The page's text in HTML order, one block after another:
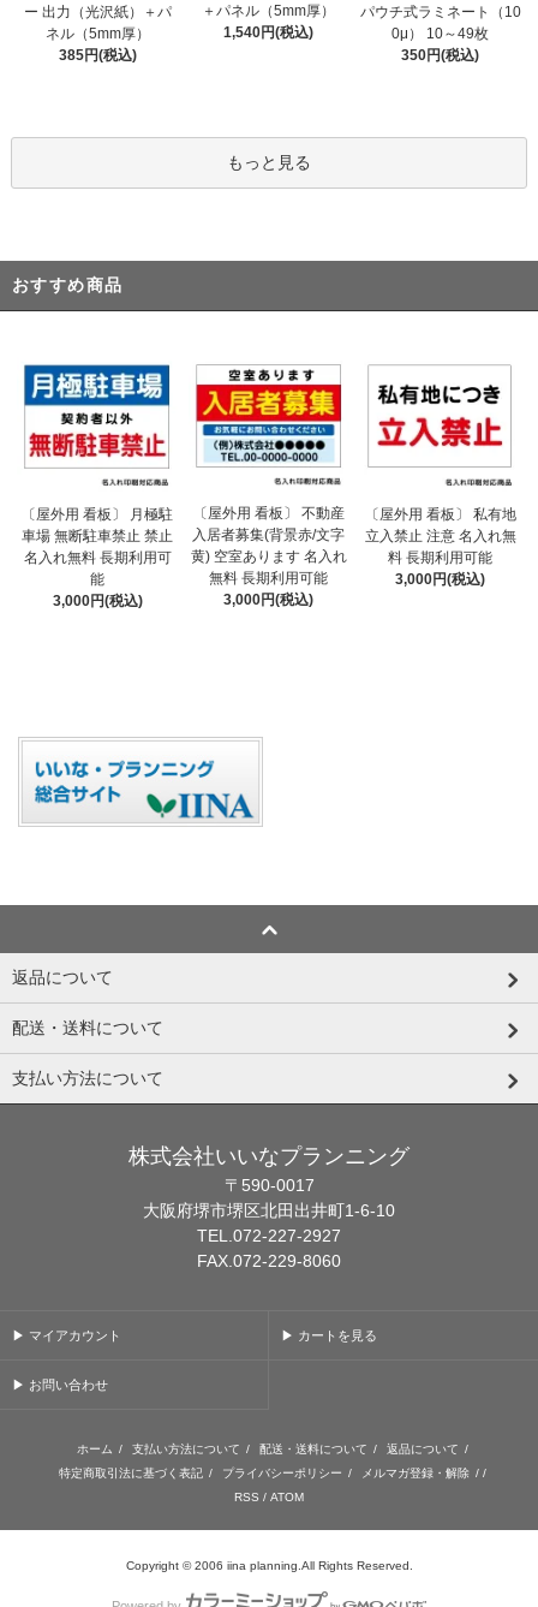
ー 出力（光沢紙）＋パ
ネル（5mm厚）
385円(税込)
＋パネル（5mm厚）
1,540円(税込)
パウチ式ラミネート（10
0μ） 10～49枚
350円(税込)
もっと見る
おすすめ商品
〔屋外用 看板〕 月極駐
車場 無断駐車禁止 禁止
名入れ無料 長期利用可
能
3,000円(税込)
〔屋外用 看板〕 不動産
入居者募集(背景赤/文字
黄) 空室あります 名入れ
無料 長期利用可能
3,000円(税込)
〔屋外用 看板〕 私有地
立入禁止 注意 名入れ無
料 長期利用可能
3,000円(税込)
返品について
配送・送料について
支払い方法について
株式会社いいなプランニング
〒590-0017
大阪府堺市堺区北田出井町1-6-10
TEL.072-227-2927
FAX.072-229-8060
▶ マイアカウント ▶ カートを見る
▶ お問い合わせ
ホーム / 支払い方法について / 配送・送料について / 返品について /
特定商取引法に基づく表記 / プライバシーポリシー / メルマガ登録・解除 / /
RSS / ATOM
Copyright © 2006 iina planning.All Rights Reserved.